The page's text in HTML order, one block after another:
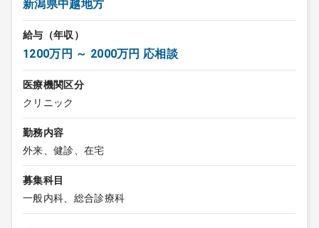
新潟県中越地方
給与（年収）
1200万円 ～ 2000万円 応相談
医療機関区分
クリニック
勤務内容
外来、健診、在宅
募集科目
一般内科、総合診療科